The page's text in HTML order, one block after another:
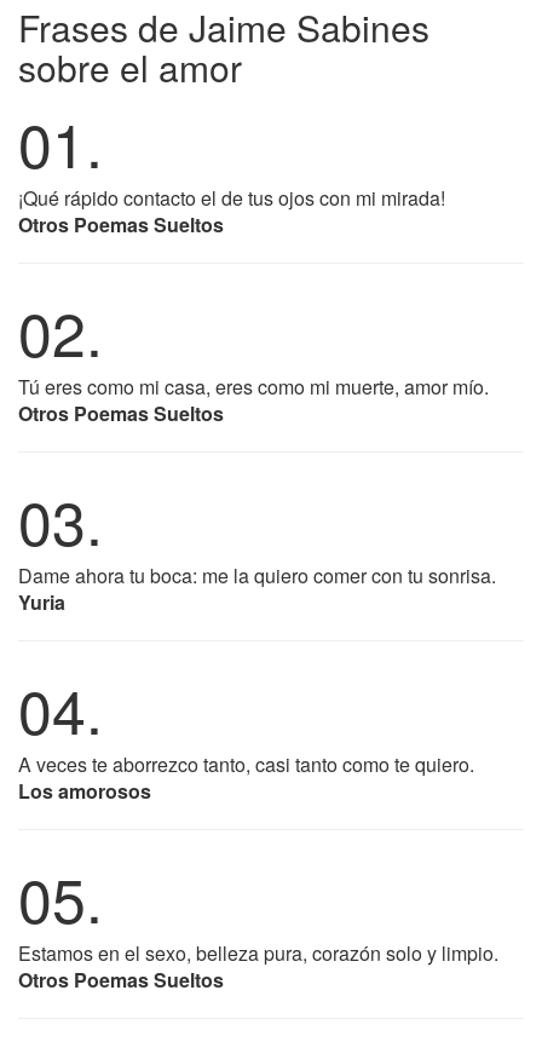
Frases de Jaime Sabines
sobre el amor
01.
¡Qué rápido contacto el de tus ojos con mi mirada!
Otros Poemas Sueltos
02.
Tú eres como mi casa, eres como mi muerte, amor mío.
Otros Poemas Sueltos
03.
Dame ahora tu boca: me la quiero comer con tu sonrisa.
Yuria
04.
A veces te aborrezco tanto, casi tanto como te quiero.
Los amorosos
05.
Estamos en el sexo, belleza pura, corazón solo y limpio.
Otros Poemas Sueltos